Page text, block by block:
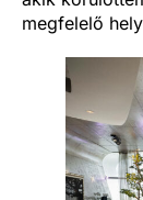
megfelelő